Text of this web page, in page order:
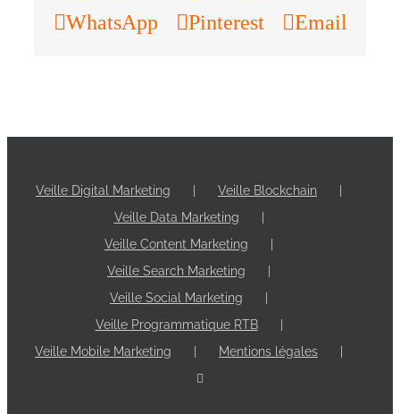
WhatsApp
Pinterest Email
Veille Digital Marketing
Veille Blockchain
Veille Data Marketing
Veille Content Marketing
Veille Search Marketing
Veille Social Marketing
Veille Programmatique RTB
Veille Mobile Marketing
Mentions légales